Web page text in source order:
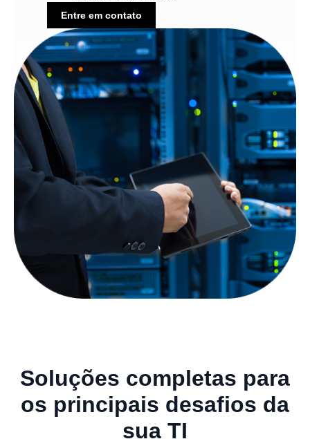
Entre em contato
Soluções completas para
os principais desafios da
sua TI